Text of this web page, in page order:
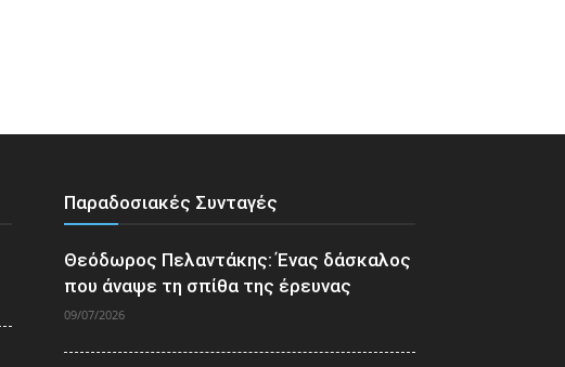
Παραδοσιακές Συνταγές
Θεόδωρος Πελαντάκης: Ένας δάσκαλος
που άναψε τη σπίθα της έρευνας
09/07/2026